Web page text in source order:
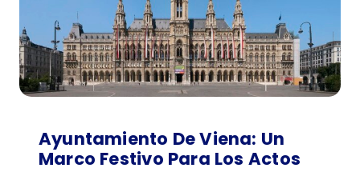
Ayuntamiento De Viena: Un
Marco Festivo Para Los Actos